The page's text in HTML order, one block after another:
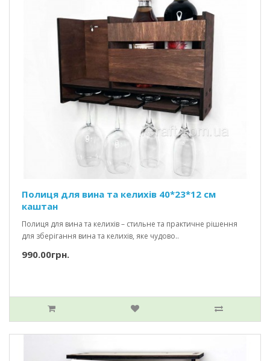
Полиця для вина та келихів 40*23*12 см
каштан
Полиця для вина та келихів – стильне та практичне рішення
для зберігання вина та келихів, яке чудово..
990.00грн.